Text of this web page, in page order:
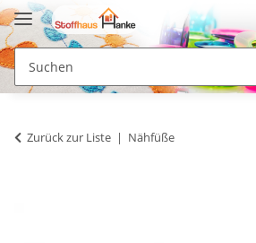
Zurück zur Liste Nähfüße